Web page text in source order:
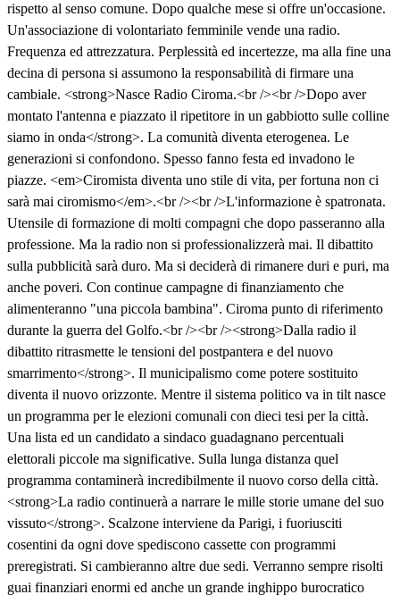
rispetto al senso comune. Dopo qualche mese si offre un'occasione.
Un'associazione di volontariato femminile vende una radio.
Frequenza ed attrezzatura. Perplessità ed incertezze, ma alla fine una
decina di persona si assumono la responsabilità di firmare una
cambiale. <strong>Nasce Radio Ciroma.<br /><br />Dopo aver
montato l'antenna e piazzato il ripetitore in un gabbiotto sulle colline
siamo in onda</strong>. La comunità diventa eterogenea. Le
generazioni si confondono. Spesso fanno festa ed invadono le
piazze. <em>Ciromista diventa uno stile di vita, per fortuna non ci
sarà mai ciromismo</em>.<br /><br />L'informazione è spatronata.
Utensile di formazione di molti compagni che dopo passeranno alla
professione. Ma la radio non si professionalizzerà mai. Il dibattito
sulla pubblicità sarà duro. Ma si deciderà di rimanere duri e puri, ma
anche poveri. Con continue campagne di finanziamento che
alimenteranno "una piccola bambina". Ciroma punto di riferimento
durante la guerra del Golfo.<br /><br /><strong>Dalla radio il
dibattito ritrasmette le tensioni del postpantera e del nuovo
smarrimento</strong>. Il municipalismo come potere sostituito
diventa il nuovo orizzonte. Mentre il sistema politico va in tilt nasce
un programma per le elezioni comunali con dieci tesi per la città.
Una lista ed un candidato a sindaco guadagnano percentuali
elettorali piccole ma significative. Sulla lunga distanza quel
programma contaminerà incredibilmente il nuovo corso della città.
<strong>La radio continuerà a narrare le mille storie umane del suo
vissuto</strong>. Scalzone interviene da Parigi, i fuoriusciti
cosentini da ogni dove spediscono cassette con programmi
preregistrati. Si cambieranno altre due sedi. Verranno sempre risolti
guai finanziari enormi ed anche un grande inghippo burocratico